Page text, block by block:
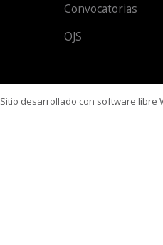
Convocatorias
OJS
Sitio desarrollado con software libre